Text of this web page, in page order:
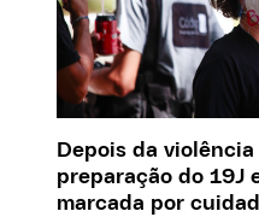
Depois da violência
preparação do 19J
marcada por